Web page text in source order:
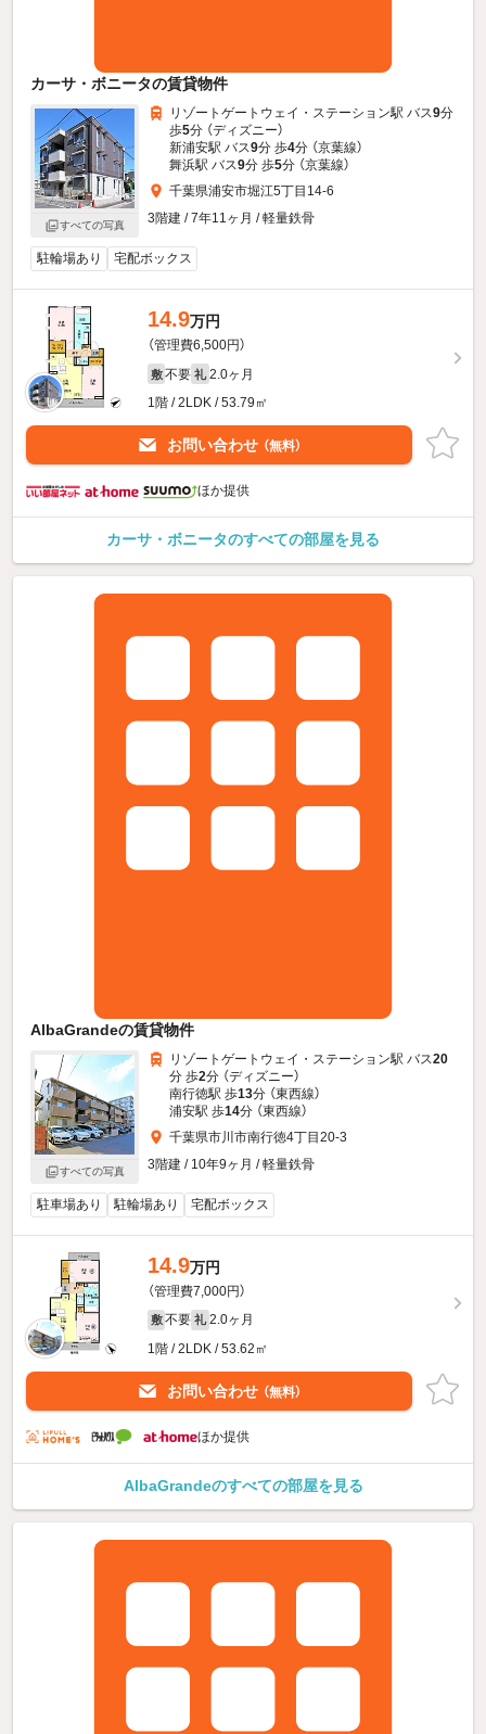
カーサ・ボニータの賃貸物件
すべての写真
リゾートゲートウェイ・ステーション駅 バス9分
歩5分 （ディズニー）
新浦安駅 バス9分 歩4分 （京葉線）
舞浜駅 バス9分 歩5分 （京葉線）
千葉県浦安市堀江5丁目14-6
3階建 / 7年11ヶ月 / 軽量鉄骨
駐輪場あり 宅配ボックス
14.9万円
（管理費6,500円）
敷 不要 礼 2.0ヶ月
1階 / 2LDK / 53.79㎡
お問い合わせ （無料）
ほか提供
カーサ・ボニータのすべての部屋を見る
AlbaGrandeの賃貸物件
すべての写真
リゾートゲートウェイ・ステーション駅 バス20
分 歩2分 （ディズニー）
南行徳駅 歩13分 （東西線）
浦安駅 歩14分 （東西線）
千葉県市川市南行徳4丁目20-3
3階建 / 10年9ヶ月 / 軽量鉄骨
駐車場あり 駐輪場あり 宅配ボックス
14.9万円
（管理費7,000円）
敷 不要 礼 2.0ヶ月
1階 / 2LDK / 53.62㎡
お問い合わせ （無料）
ほか提供
AlbaGrandeのすべての部屋を見る